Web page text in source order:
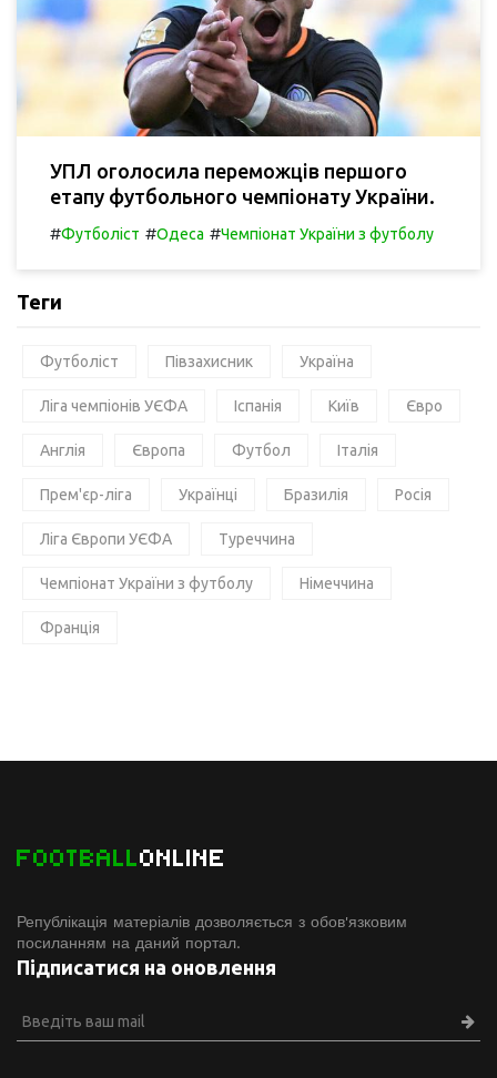
УПЛ оголосила переможців першого
етапу футбольного чемпіонату України.
#Футболіст #Одеса #Чемпіонат України з футболу
Теги
Футболіст Півзахисник Україна
Ліга чемпіонів УЄФА Іспанія Київ Євро
Англія Європа Футбол Італія
Прем'єр-ліга Українці Бразилія Росія
Ліга Європи УЄФА Туреччина
Чемпіонат України з футболу Німеччина
Франція
FOOTBALLONLINE
Републікація матеріалів дозволяється з обов'язковим
посиланням на даний портал.
Підписатися на оновлення